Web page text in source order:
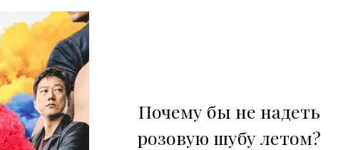
Почему бы не надеть
розовую шубу летом?